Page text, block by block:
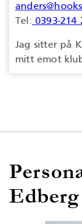
Tel: 0393-214
Jag sitter på
mitt emot